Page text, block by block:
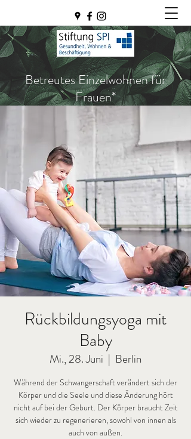
Betreutes Einzelwohnen für
Frauen*
Rückbildungsyoga mit
Baby
Mi., 28. Juni
  |
Berlin
Während der Schwangerschaft verändert sich der
Körper und die Seele und diese Änderung hört
nicht auf bei der Geburt. Der Körper braucht Zeit
sich wieder zu regenerieren, sowohl von innen als
auch von außen.